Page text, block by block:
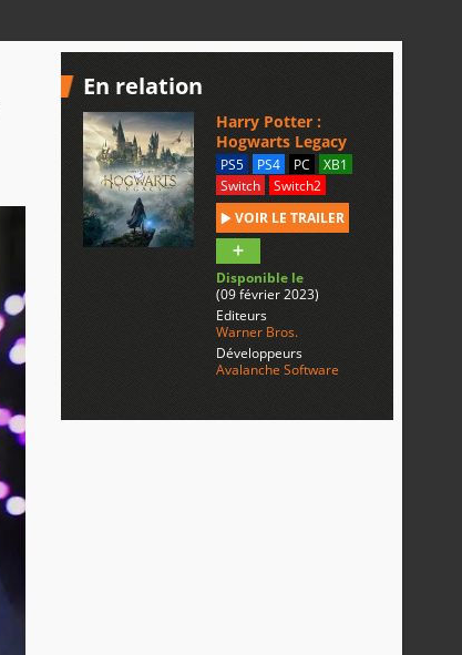
En relation
Harry Potter :
Hogwarts Legacy
PS5 PS4 PC
XB1
Switch
Switch2
VOIR LE TRAILER
Disponible le
(09 février 2023)
Editeurs
Warner Bros.
Développeurs
Avalanche Software